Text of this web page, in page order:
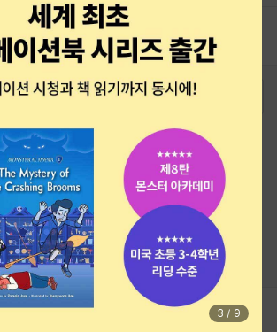
3
3 / 9
최근 본 상품 주문/배송
3800 티켓 1544-6399
중고샵 1566-4295
eBook 1:1문의/채팅상담
예스이십사(주) 사업자 정보
관
개인정보처리방침
청소년보호정책
버전
회사소개
거래처관계자께
도서홍보
© YES24 Corp. All Rights Reserved.